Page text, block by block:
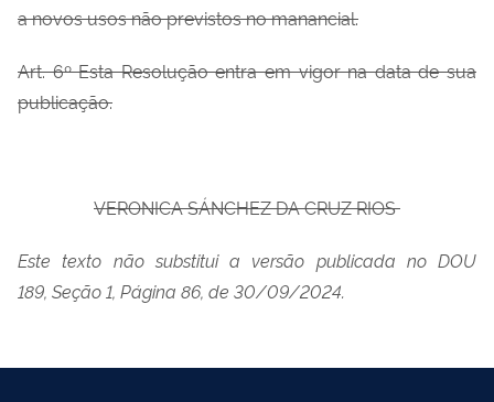
a novos usos não previstos no manancial.
Art. 6º Esta Resolução entra em vigor na data de sua
publicação.
VERONICA SÁNCHEZ DA CRUZ RIOS
Este texto não substitui a versão publicada no DOU
189, Seção 1, Página 86, de 30/09/2024.